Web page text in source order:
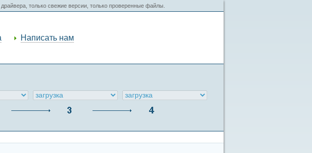
только свежие версии, только проверенные файлы.
Написать нам